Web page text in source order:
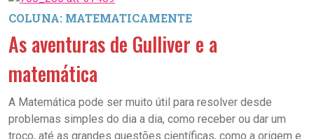
COLUNA: MATEMATICAMENTE
As aventuras de Gulliver e a
matemática
A Matemática pode ser muito útil para resolver desde
problemas simples do dia a dia, como receber ou dar um
troco, até as grandes questões científicas, como a origem e